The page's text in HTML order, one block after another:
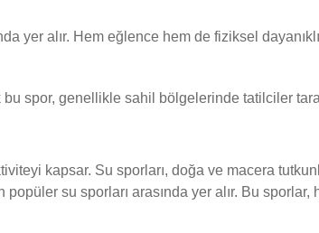
yer alır. Hem eğlence hem de fiziksel
spor, genellikle sahil bölgelerinde tatilciler
kapsar. Su sporları, doğa ve macera
su sporları arasında yer alır. Bu